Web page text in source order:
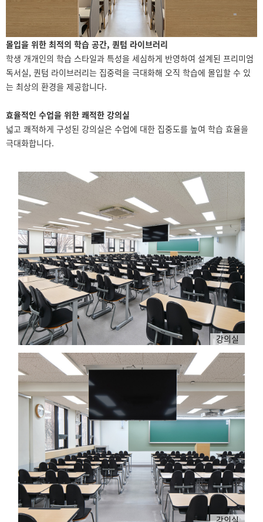
몰입을 위한 최적의 학습 공간, 퀀텀 라이브러리
학생 개개인의 학습 스타일과 특성을 세심하게 반영하여 설계된 프리미엄
독서실, 퀀텀 라이브러리는 집중력을 극대화해 오직 학습에 몰입할 수 있
는 최상의 환경을 제공합니다.
효율적인 수업을 위한 쾌적한 강의실
넓고 쾌적하게 구성된 강의실은 수업에 대한 집중도를 높여 학습 효율을
극대화합니다.
강의실